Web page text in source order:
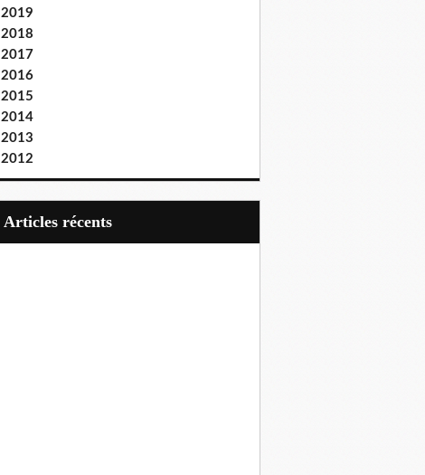
2019
2018
2017
2016
2015
2014
2013
2012
articles récents